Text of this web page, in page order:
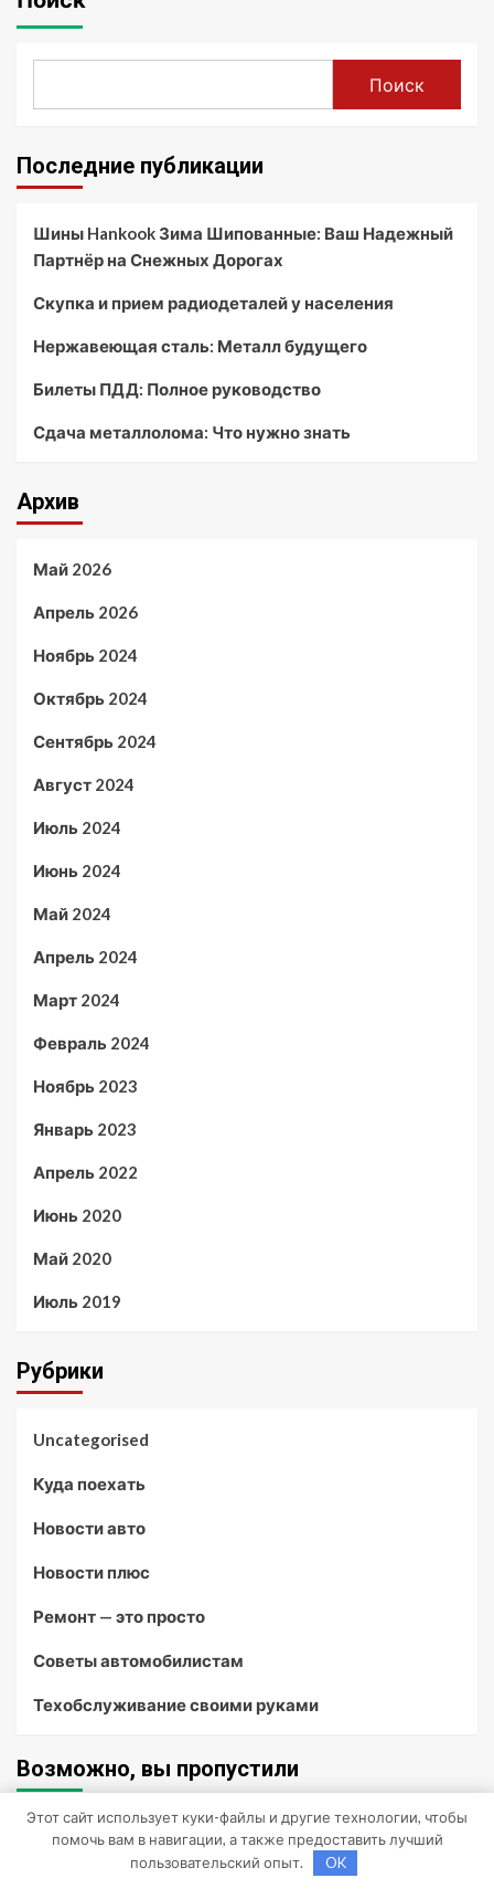
Поиск
Последние публикации
Шины Hankook Зима Шипованные: Ваш Надежный
Партнёр на Снежных Дорогах
Скупка и прием радиодеталей у населения
Нержавеющая сталь: Металл будущего
Билеты ПДД: Полное руководство
Сдача металлолома: Что нужно знать
Архив
Май 2026
Апрель 2026
Ноябрь 2024
Октябрь 2024
Сентябрь 2024
Август 2024
Июль 2024
Июнь 2024
Май 2024
Апрель 2024
Март 2024
Февраль 2024
Ноябрь 2023
Январь 2023
Апрель 2022
Июнь 2020
Май 2020
Июль 2019
Рубрики
Uncategorised
Куда поехать
Новости авто
Новости плюс
Ремонт — это просто
Советы автомобилистам
Техобслуживание своими руками
Возможно, вы пропустили
Этот сайт использует куки-файлы и другие технологии, чтобы
помочь вам в навигации, а также предоставить лучший
пользовательский опыт.
OK